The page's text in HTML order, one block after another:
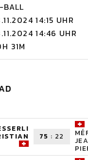
BALL
14:15 UHR
14:46 UHR
31M
75 : 22